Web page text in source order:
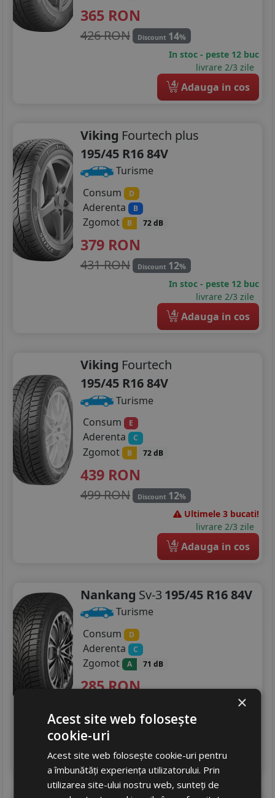
365 RON
426 RON Discount 14%
In stoc - peste 12 buc
livrare 2/3 zile
4 Adauga in cos
Viking Fourtech plus
195/45 R16 84V
Turisme
Consum
D
Aderenta B
Zgomot B 72 dB
379 RON
431 RON Discount 12%
In stoc - peste 12 buc
livrare 2/3 zile
4 Adauga in cos
Viking Fourtech
195/45 R16 84V
Turisme
Consum
E
Aderenta C
Zgomot B 72 dB
439 RON
499 RON Discount 12%
Ultimele 3 bucati!
livrare 2/3 zile
4 Adauga in cos
Nankang Sv-3195/45 R16 84V
Turisme
Consum
D
Aderenta C
Zgomot A 71 dB
285RON
In stoc - peste 12 buc
4 Adauga in cos
×
Acest site web folosește
cookie-uri
Acest site web folosește cookie-uri pentru
a îmbunătăți experiența utilizatorului. Prin
utilizarea site-ului nostru web, sunteți de